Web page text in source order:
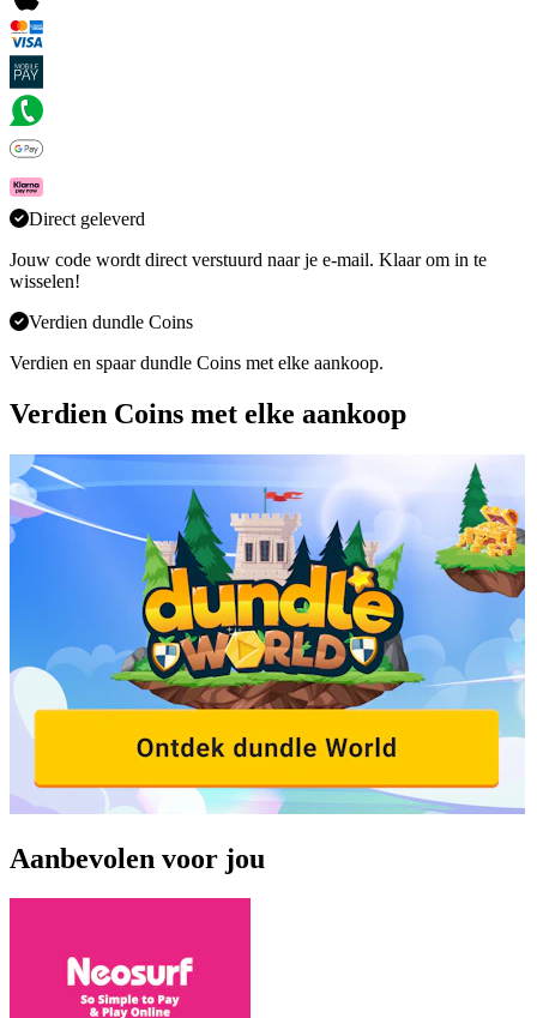
Direct geleverd
Jouw code wordt direct verstuurd naar je e-mail. Klaar om in te
wisselen!
Verdien dundle Coins
Verdien en spaar dundle Coins met elke aankoop.
Verdien Coins met elke aankoop
Aanbevolen voor jou